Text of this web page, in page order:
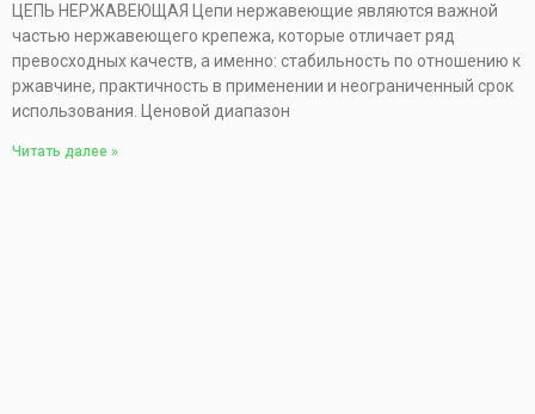
ЦЕПЬ НЕРЖАВЕЮЩАЯ Цепи нержавеющие являются важной
частью нержавеющего крепежа, которые отличает ряд
превосходных качеств, а именно: стабильность по отношению к
ржавчине, практичность в применении и неограниченный срок
использования. Ценовой диапазон
Читать далее »